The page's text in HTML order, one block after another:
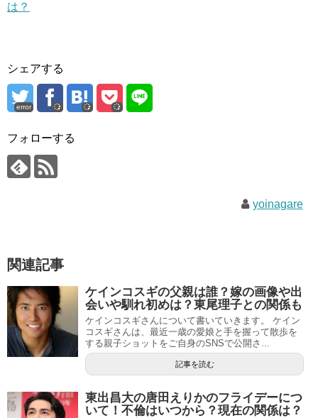
は？
シェアする
error
フォローする
yoinagare
関連記事
ケインコスギの父親は誰？嫁の画像や出
会いや馴れ初めは？東尾理子との関係も
ケインコスギさんについて書いていきます。 ケイン
コスギさんは、最近一歳の愛娘と手を握って散歩を
する親子ショットをご自身のSNSで公開さ...
記事を読む
東出昌大の唐田えりかのフライデーにつ
いて！不倫はいつから？現在の関係は？